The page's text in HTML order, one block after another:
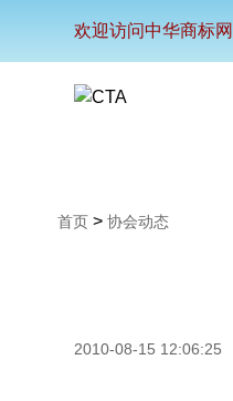
欢迎访问中华商标网
首页 > 协会动态
2010-08-15 12:06:25